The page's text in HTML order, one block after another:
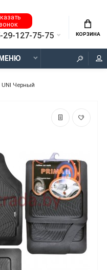
29-127-75-75 КОРЗИНА
МЕНЮ
Черный